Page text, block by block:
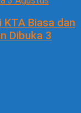
Biasa dan
Dibuka 3